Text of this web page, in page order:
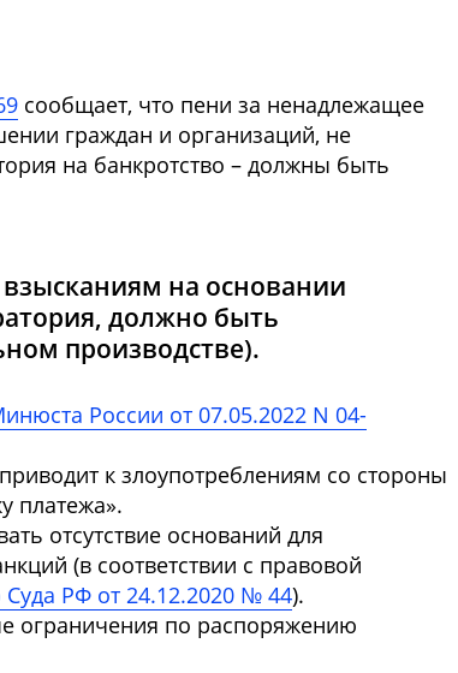
сообщает, что пени за ненадлежащее
граждан и организаций, не
на банкротство – должны быть
на основании
должно быть
производстве).
России от 07.05.2022 N 04-
к злоупотреблениям со стороны
платежа».
отсутствие оснований для
(в соответствии с правовой
РФ от 24.12.2020 № 44).
ограничения по распоряжению